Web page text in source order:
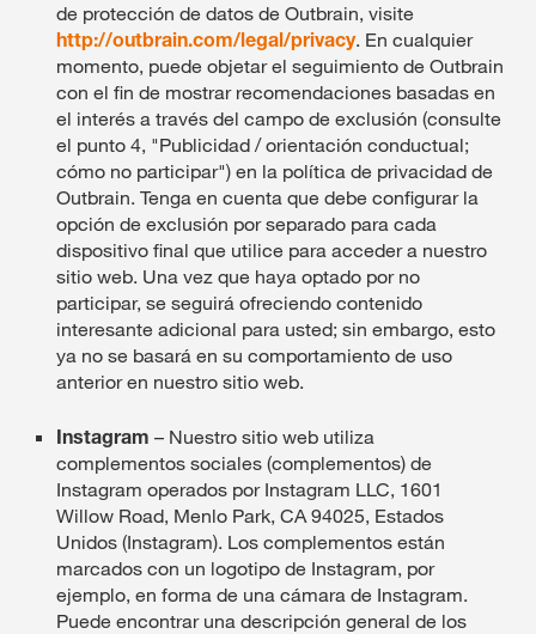
de protección de datos de Outbrain, visite
http://outbrain.com/legal/privacy. En cualquier
momento, puede objetar el seguimiento de Outbrain
con el fin de mostrar recomendaciones basadas en
el interés a través del campo de exclusión (consulte
el punto 4, "Publicidad / orientación conductual;
cómo no participar") en la política de privacidad de
Outbrain. Tenga en cuenta que debe configurar la
opción de exclusión por separado para cada
dispositivo final que utilice para acceder a nuestro
sitio web. Una vez que haya optado por no
participar, se seguirá ofreciendo contenido
interesante adicional para usted; sin embargo, esto
ya no se basará en su comportamiento de uso
anterior en nuestro sitio web.
Instagram – Nuestro sitio web utiliza
complementos sociales (complementos) de
Instagram operados por Instagram LLC, 1601
Willow Road, Menlo Park, CA 94025, Estados
Unidos (Instagram). Los complementos están
marcados con un logotipo de Instagram, por
ejemplo, en forma de una cámara de Instagram.
Puede encontrar una descripción general de los